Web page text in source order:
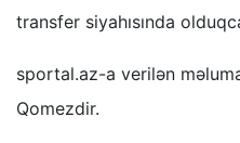
transfer siyahısında
sportal.az-a verilən
Qomezdir.